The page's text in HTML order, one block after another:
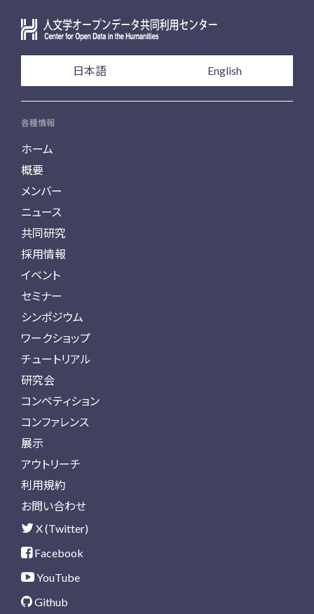
日本語 English
各種情報
ホーム
概要
メンバー
ニュース
共同研究
採用情報
イベント
セミナー
シンポジウム
ワークショップ
チュートリアル
研究会
コンペティション
コンファレンス
展示
アウトリーチ
利用規約
お問い合わせ
X (Twitter)
Facebook
YouTube
Github